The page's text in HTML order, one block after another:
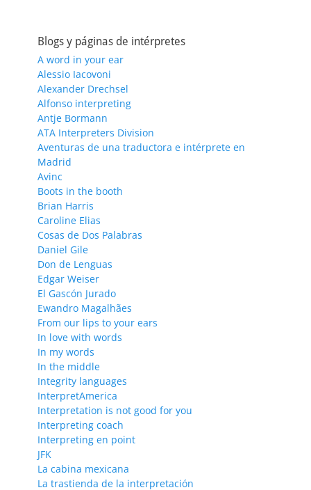
Blogs y páginas de intérpretes
A word in your ear
Alessio Iacovoni
Alexander Drechsel
Alfonso interpreting
Antje Bormann
ATA Interpreters Division
Aventuras de una traductora e intérprete en
Madrid
Avinc
Boots in the booth
Brian Harris
Caroline Elias
Cosas de Dos Palabras
Daniel Gile
Don de Lenguas
Edgar Weiser
El Gascón Jurado
Ewandro Magalhães
From our lips to your ears
In love with words
In my words
In the middle
Integrity languages
InterpretAmerica
Interpretation is not good for you
Interpreting coach
Interpreting en point
JFK
La cabina mexicana
La trastienda de la interpretación